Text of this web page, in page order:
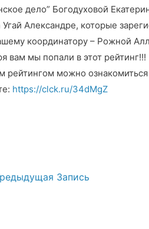
дело” Богодуховой
Угай Александре, которые
координатору – Рожной
вам мы попали в этот рейтинг!!!
рейтингом можно
https://clck.ru/34dMgZ
Запись